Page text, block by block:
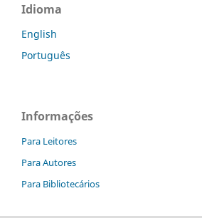
Idioma
English
Português
Informações
Para Leitores
Para Autores
Para Bibliotecários